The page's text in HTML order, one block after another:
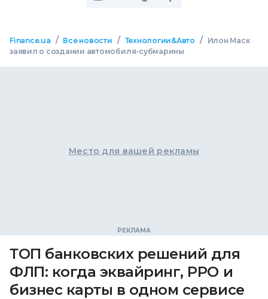
Finance.ua / Все новости / Технологии&Авто /
Илон Маск
заявил о создании автомобиля-субмарины
Место для вашей рекламы
ТОП банковских решений для
ФЛП: когда эквайринг, РРО и
бизнес карты в одном сервисе